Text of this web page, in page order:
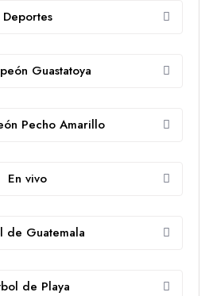
Deportes
Guastatoya
Pecho Amarillo
En vivo
de Guatemala
de Playa